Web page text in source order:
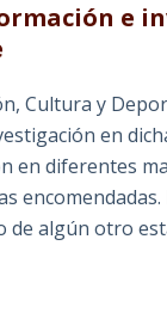
e
Cultura y
en
en diferentes
de algún otro